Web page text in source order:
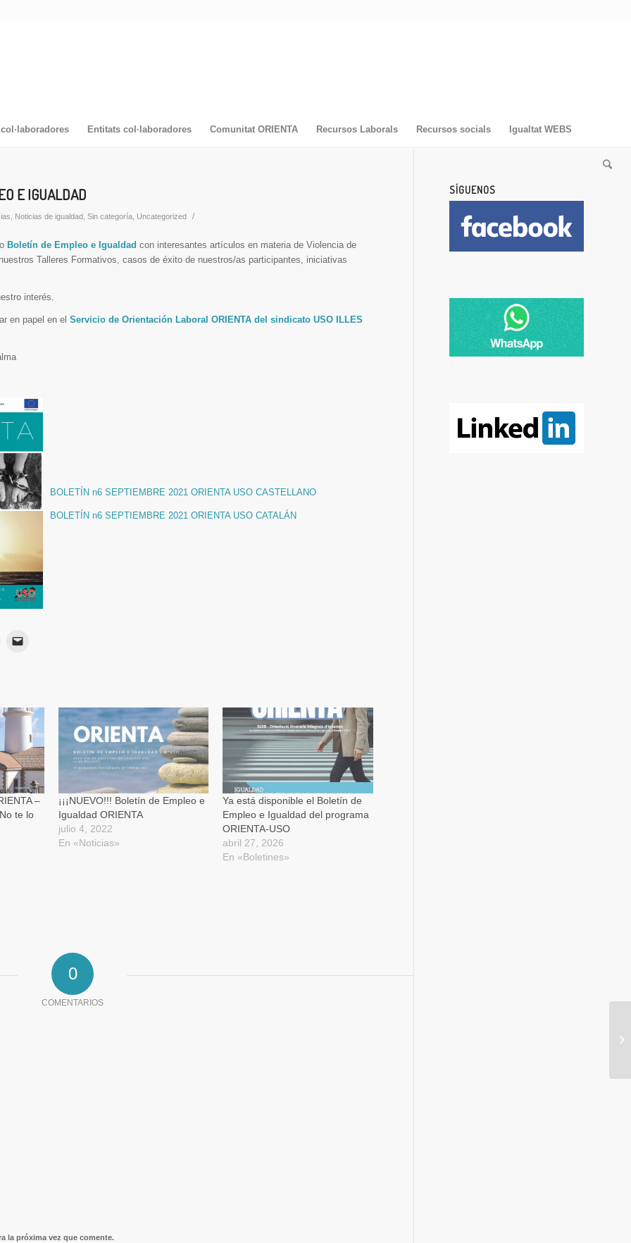
Entitats col·laboradores Comunitat ORIENTA Recursos Laborals Recursos socials Igualtat WEBS
E IGUALDAD
Noticias de igualdad Sin categoría Uncategorized /
Boletín de Empleo e Igualdad con interesantes artículos en materia de Violencia de
Talleres Formativos, casos de éxito de nuestros/as participantes, iniciativas
interés.
en papel en el Servicio de Orientación Laboral ORIENTA del sindicato USO ILLES
BOLETÍN n6 SEPTIEMBRE 2021 ORIENTA USO CASTELLANO
BOLETÍN n6 SEPTIEMBRE 2021 ORIENTA USO CATALÁN
ventanaelectrónico
un
amigo
(Se
abre
en
una
ventana
nueva)
–
te lo
¡¡¡NUEVO!!! Boletín de Empleo e
Igualdad ORIENTA
julio 4, 2022
En «Noticias»
Ya está disponible el Boletín de
Empleo e Igualdad del programa
ORIENTA-USO
abril 27, 2026
En «Boletines»
0
COMENTARIOS
la próxima vez que comente.
SÍGUENOS